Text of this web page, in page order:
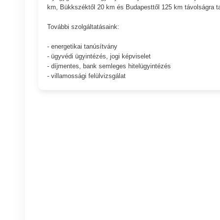
km, Bükkszéktől 20 km és Budapesttől 125 km távolságra
További szolgáltatásaink:
- energetikai tanúsítvány
- ügyvédi ügyintézés, jogi képviselet
- díjmentes, bank semleges hitelügyintézés
- villamossági felülvizsgálat